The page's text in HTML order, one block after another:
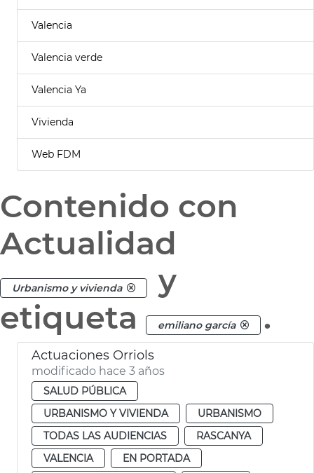
Valencia
Valencia verde
Valencia Ya
Vivienda
Web FDM
Contenido con
Actualidad
Urbanismo y vivienda
y
etiqueta
emiliano garcía .
Actuaciones Orriols
modificado hace 3 años
SALUD PÚBLICA
URBANISMO Y VIVIENDA
URBANISMO
TODAS LAS AUDIENCIAS
RASCANYA
VALENCIA
EN PORTADA